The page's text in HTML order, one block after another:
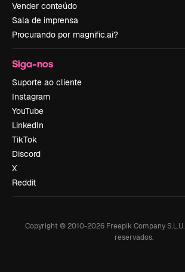
Vender conteúdo
Sala de imprensa
Procurando por magnific.ai?
Siga-nos
Suporte ao cliente
Instagram
YouTube
LinkedIn
TikTok
Discord
X
Reddit
Copyright © 2010-2026Freepik Company S.L.U.
reservados.